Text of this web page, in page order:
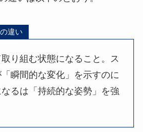
違い
り組む状態になること。ス
瞬間的な変化」を示すのに
るは「持続的な姿勢」を強